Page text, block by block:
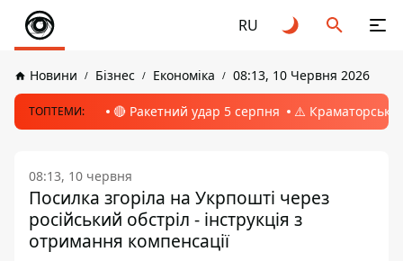
RU
Новини Бізнес Економіка 08:13, 10 Червня 2026
ТОПТЕМИ: 🔴 Ракетний удар 5 серпня ⚠️ Краматорськ,
08:13, 10 червня
Посилка згоріла на Укрпошті через
російський обстріл - інструкція з
отримання компенсації